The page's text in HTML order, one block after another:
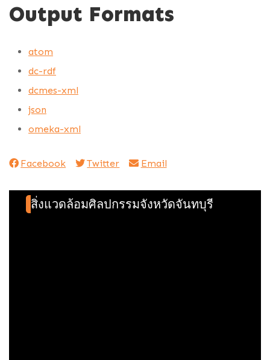
Output Formats
atom
dc-rdf
dcmes-xml
json
omeka-xml
Facebook Twitter Email
สิ่งแวดล้อมศิลปกรรมจังหวัดจันทบุรี